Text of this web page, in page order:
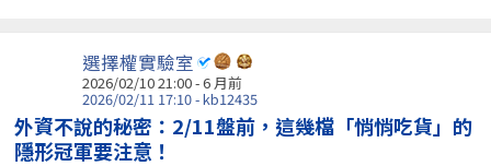
選擇權實驗室
2026/02/10 21:00 - 6 月前
2026/02/11 17:10 - kb12435
外資不說的秘密：2/11盤前，這幾檔「悄悄吃貨」的
隱形冠軍要注意！